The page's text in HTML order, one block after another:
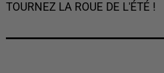
TOURNEZ LA ROUE DE L'ÉTÉ !